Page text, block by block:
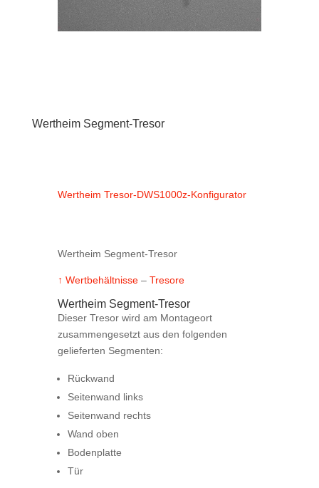
Wertheim Segment-Tresor
Wertheim Tresor-DWS1000z-Konfigurator
Wertheim Segment-Tresor
↑ Wertbehältnisse– Tresore
Wertheim Segment-Tresor
Dieser Tresor wird am Montageort
zusammengesetzt aus den folgenden
gelieferten Segmenten:
Rückwand
Seitenwand links
Seitenwand rechts
Wand oben
Bodenplatte
Tür